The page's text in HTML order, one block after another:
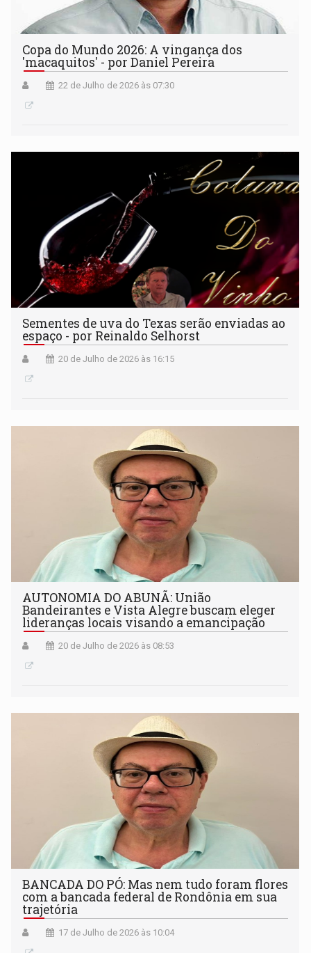
Copa do Mundo 2026: A vingança dos
'macaquitos' - por Daniel Pereira
22 de Julho de 2026 às 07:30
Sementes de uva do Texas serão enviadas ao
espaço - por Reinaldo Selhorst
20 de Julho de 2026 às 16:15
AUTONOMIA DO ABUNÃ: União
Bandeirantes e Vista Alegre buscam eleger
lideranças locais visando a emancipação
20 de Julho de 2026 às 08:53
BANCADA DO PÓ: Mas nem tudo foram flores
com a bancada federal de Rondônia em sua
trajetória
17 de Julho de 2026 às 10:04